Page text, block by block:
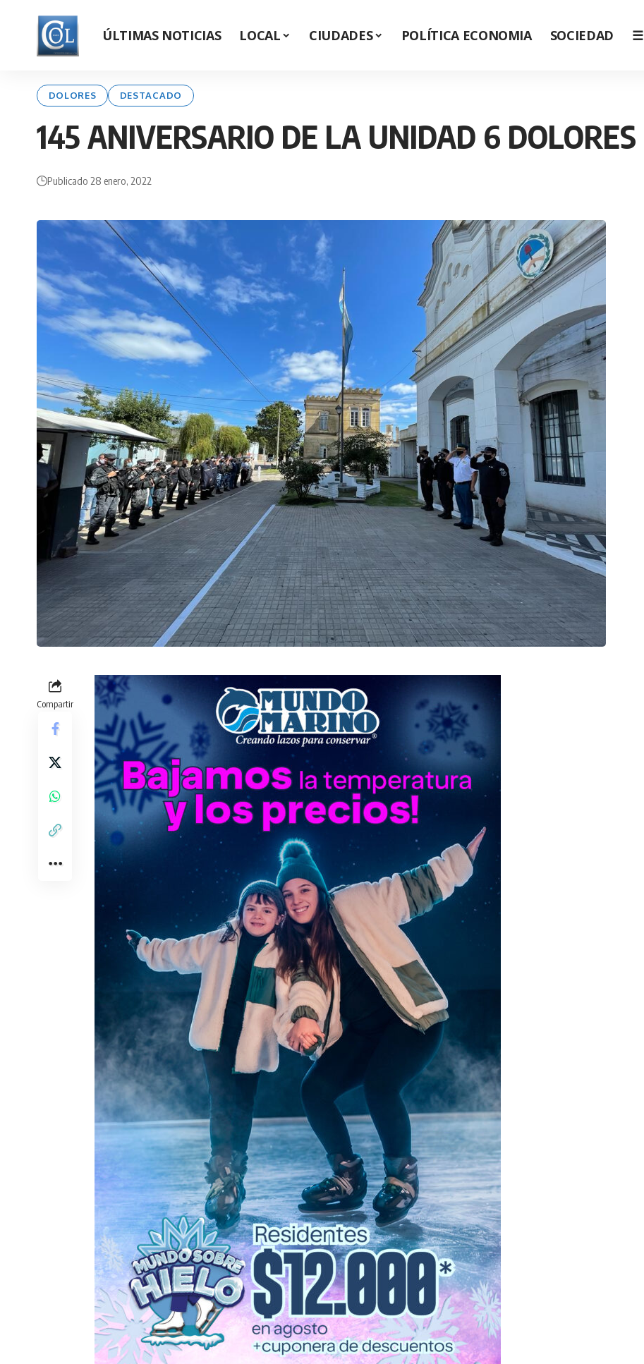
ÚLTIMAS NOTICIAS LOCAL CIUDADES POLÍTICA ECONOMIA SOCIEDAD ☰
DOLORES DESTACADO
145 ANIVERSARIO DE LA UNIDAD 6 DOLORES
Publicado 28 enero, 2022
Compartir